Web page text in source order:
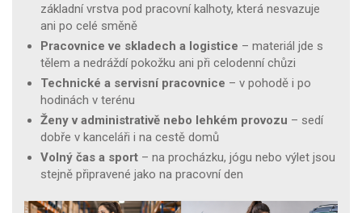
základní vrstva pod pracovní kalhoty, která nesvazuje
ani po celé směně
Pracovnice ve skladech a logistice – materiál jde s
tělem a nedráždí pokožku ani při celodenní chůzi
Technické a servisní pracovnice – v pohodě i po
hodinách v terénu
Ženy v administrativě nebo lehkém provozu – sedí
dobře v kanceláři i na cestě domů
Volný čas a sport – na procházku, jógu nebo výlet jsou
stejně připravené jako na pracovní den